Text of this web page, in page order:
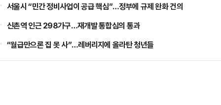
서울시 “민간 정비사업이 공급 핵심”…정부에 규제 완화 건의
신촌역 인근 298가구…재개발 통합심의 통과
“월급만으론 집 못 사”…레버리지에 올라탄 청년들